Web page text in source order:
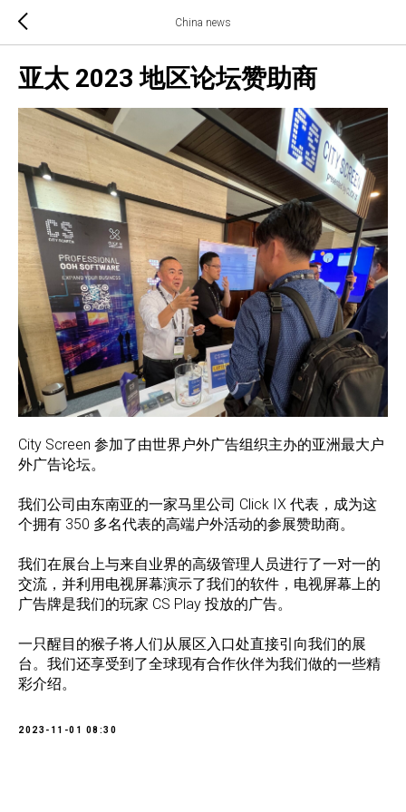
China news
亚太 2023 地区论坛赞助商
City Screen 参加了由世界户外广告组织主办的亚洲最大户
外广告论坛。
我们公司由东南亚的一家马里公司 Click IX 代表，成为这
个拥有 350 多名代表的高端户外活动的参展赞助商。
我们在展台上与来自业界的高级管理人员进行了一对一的
交流，并利用电视屏幕演示了我们的软件，电视屏幕上的
广告牌是我们的玩家 CS Play 投放的广告。
一只醒目的猴子将人们从展区入口处直接引向我们的展
台。我们还享受到了全球现有合作伙伴为我们做的一些精
彩介绍。
2023-11-01 08:30